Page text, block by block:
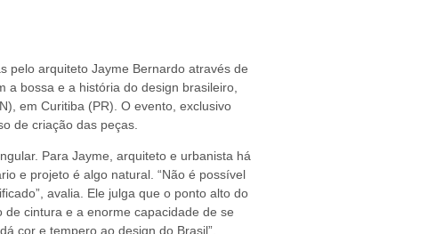
pelo arquiteto Jayme Bernardo através de
a bossa e a história do design brasileiro,
em Curitiba (PR). O evento, exclusivo
de criação das peças.
Para Jayme, arquiteto e urbanista há
e projeto é algo natural. “Não é possível
avalia. Ele julga que o ponto alto do
cintura e a enorme capacidade de se
cor e tempero ao design do Brasil”,